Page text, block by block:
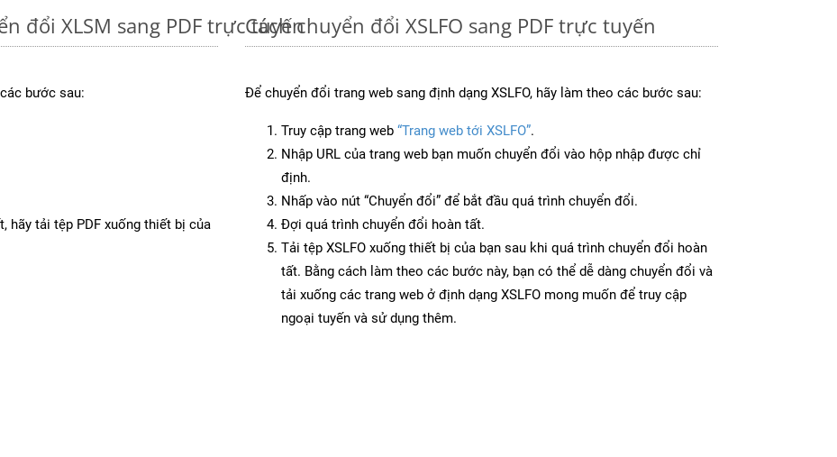
đổi XLSM sang PDF trực tuyến
bước sau:
hãy tải tệp PDF xuống thiết bị của
Cách chuyển đổi XSLFO sang PDF trực tuyến
Để chuyển đổi trang web sang định dạng XSLFO, hãy làm theo các bước sau:
Truy cập trang web “Trang web tới XSLFO”.
Nhập URL của trang web bạn muốn chuyển đổi vào hộp nhập được chỉ
định.
Nhấp vào nút “Chuyển đổi” để bắt đầu quá trình chuyển đổi.
Đợi quá trình chuyển đổi hoàn tất.
Tải tệp XSLFO xuống thiết bị của bạn sau khi quá trình chuyển đổi hoàn
tất. Bằng cách làm theo các bước này, bạn có thể dễ dàng chuyển đổi và
tải xuống các trang web ở định dạng XSLFO mong muốn để truy cập
ngoại tuyến và sử dụng thêm.